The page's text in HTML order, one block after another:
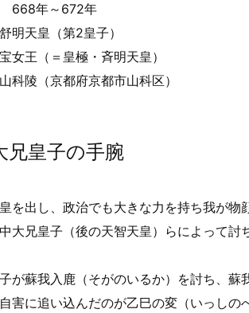
668年～672年
明天皇（第2皇子）
女王（＝皇極・斉明天皇）
科陵（京都府京都市山科区）
兄皇子の手腕
を出し、政治でも大きな力を持ち我が物
大兄皇子（後の天智天皇）らによって討
が蘇我入鹿（そがのいるか）を討ち、蘇
害に追い込んだのが乙巳の変（いっしの